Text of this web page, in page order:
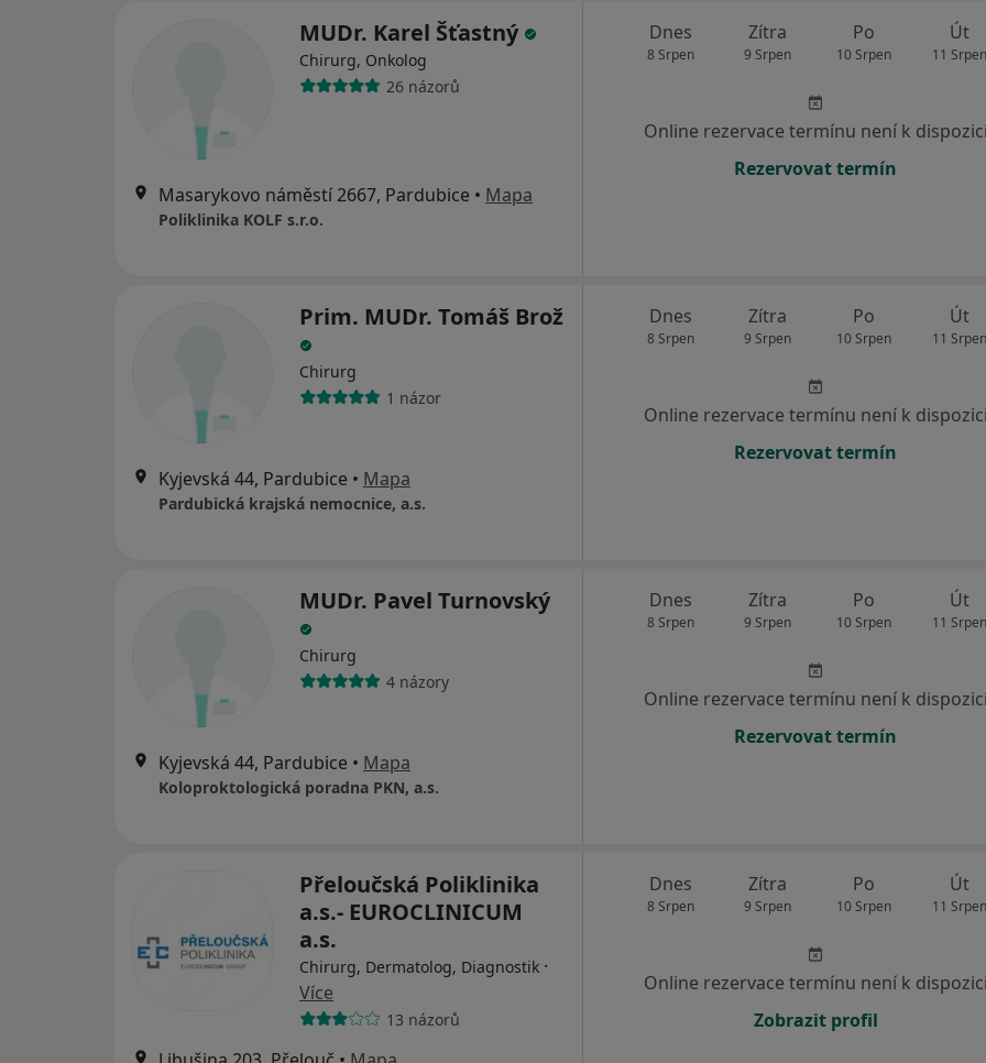
MUDr. Karel Šťastný
Chirurg, Onkolog
26 názorů
Masarykovo náměstí 2667, Pardubice • Mapa
Poliklinika KOLF s.r.o.
Dnes
8 Srpen
Zítra
9 Srpen
Po
10 Srpen
Út
11 Srpen
Online rezervace termínu není k dispozici
Rezervovat termín
Prim. MUDr. Tomáš Brož
Chirurg
1 názor
Kyjevská 44, Pardubice • Mapa
Pardubická krajská nemocnice, a.s.
Dnes
8 Srpen
Zítra
9 Srpen
Po
10 Srpen
Út
11 Srpen
Online rezervace termínu není k dispozici
Rezervovat termín
MUDr. Pavel Turnovský
Chirurg
4 názory
Kyjevská 44, Pardubice • Mapa
Koloproktologická poradna PKN, a.s.
Dnes
8 Srpen
Zítra
9 Srpen
Po
10 Srpen
Út
11 Srpen
Online rezervace termínu není k dispozici
Rezervovat termín
Přeloučská Poliklinika
a.s.- EUROCLINICUM
a.s.
Chirurg, Dermatolog, Diagnostik ·
Více
13 názorů
Dnes
8 Srpen
Zítra
9 Srpen
Po
10 Srpen
Út
11 Srpen
Online rezervace termínu není k dispozici
Zobrazit profil